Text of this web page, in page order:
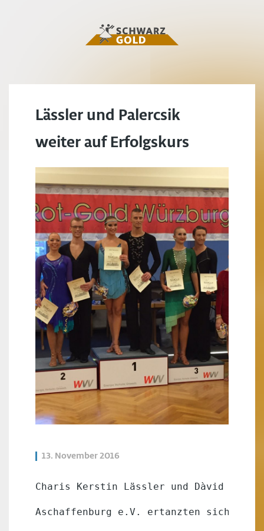
Lässler und Palercsik
weiter auf Erfolgskurs
13. November 2016
Charis Kerstin Lässler und Dàvid
Aschaffenburg e.V. ertanzten sich